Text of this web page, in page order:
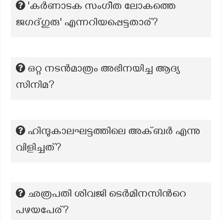
'കർണാടക സംഗീത ലോകത്തെ
ജഗദ്ഗുരു' എന്നറിയപ്പെട്ടതാര്?
ഒറ്റ നടൻമാത്രം അഭിനയിച്ച ആദ്യ
സിനിമ?
ഹിന്ദുകാലഘട്ടത്തിലെ അക്ബർ എന്നു
വിളിച്ചത്?
ഛത്രപതി ശിവജി ടെർമിനസിന്‍റെ
പഴയപേര്?